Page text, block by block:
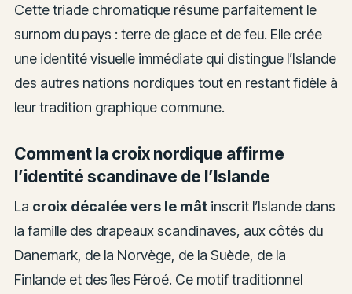
Cette triade chromatique résume parfaitement le
surnom du pays : terre de glace et de feu. Elle crée
une identité visuelle immédiate qui distingue l’Islande
des autres nations nordiques tout en restant fidèle à
leur tradition graphique commune.
Comment la croix nordique affirme
l’identité scandinave de l’Islande
La croix décalée vers le mâtinscrit l’Islande dans
la famille des drapeaux scandinaves, aux côtés du
Danemark, de la Norvège, de la Suède, de la
Finlande et des îles Féroé. Ce motif traditionnel